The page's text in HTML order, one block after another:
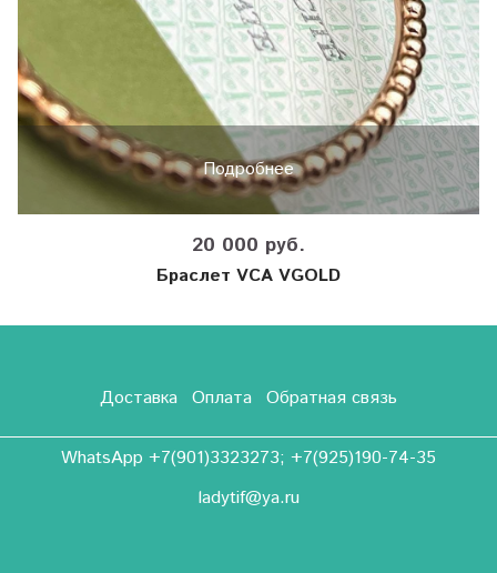
Подробнее
20 000 руб.
Браслет VCA VGOLD
Доставка Оплата Обратная связь
WhatsApp +7(901)3323273; +7(925)190-74-35
ladytif@ya.ru